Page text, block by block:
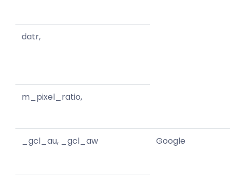
datr,
m_pixel_ratio,
_gcl_au, _gcl_aw Google